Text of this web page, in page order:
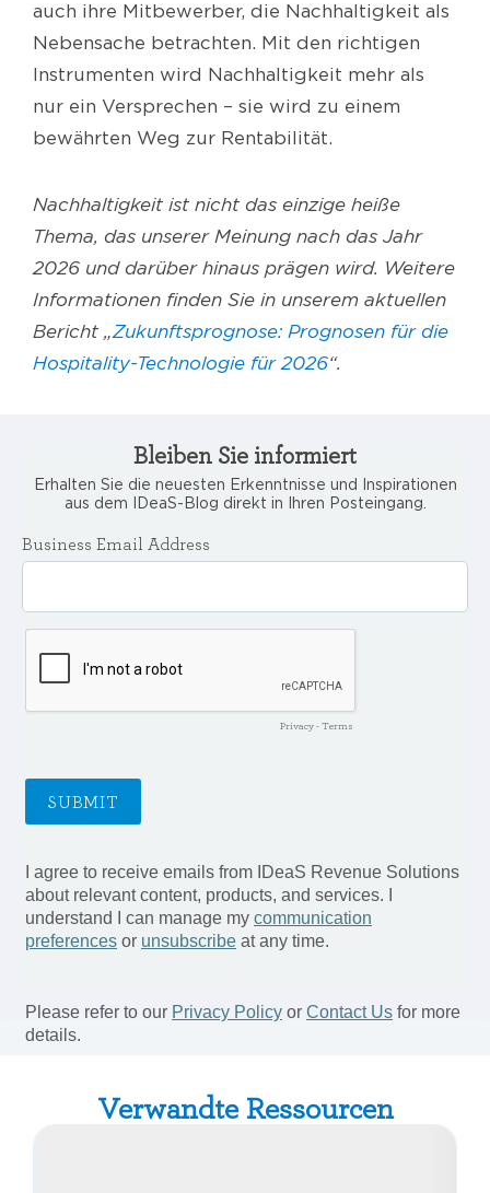
auch ihre Mitbewerber, die Nachhaltigkeit als
Nebensache betrachten. Mit den richtigen
Instrumenten wird Nachhaltigkeit mehr als
nur ein Versprechen – sie wird zu einem
bewährten Weg zur Rentabilität.
Nachhaltigkeit ist nicht das einzige heiße
Thema, das unserer Meinung nach das Jahr
2026 und darüber hinaus prägen wird. Weitere
Informationen finden Sie in unserem aktuellen
Bericht „Zukunftsprognose: Prognosen für die
Hospitality-Technologie für 2026“.
Bleiben Sie informiert
Erhalten Sie die neuesten Erkenntnisse und Inspirationen
aus dem IDeaS-Blog direkt in Ihren Posteingang.
Verwandte Ressourcen